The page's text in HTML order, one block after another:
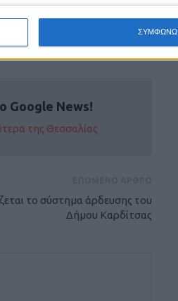
ΣΥΜΦΩΝΩ
Google News!
της Θεσσαλίας
το σύστημα άρδευσης του
Δήμου Καρδίτσας